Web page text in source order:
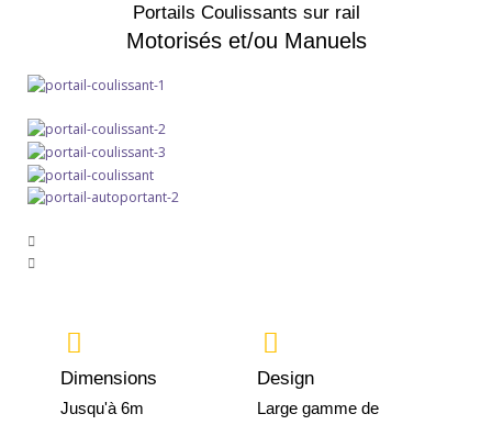
Portails Coulissants sur rail
Motorisés et/ou Manuels
Dimensions
Jusqu'à 6m
Design
Large gamme de